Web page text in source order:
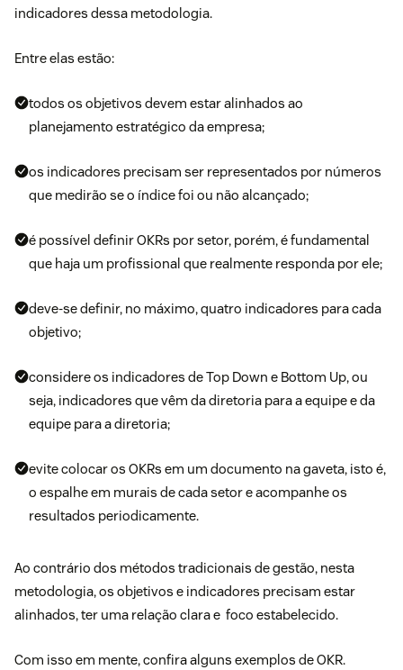
indicadores dessa metodologia.
Entre elas estão:
todos os objetivos devem estar alinhados ao
planejamento estratégico da empresa;
os indicadores precisam ser representados por números
que medirão se o índice foi ou não alcançado;
é possível definir OKRs por setor, porém, é fundamental
que haja um profissional que realmente responda por ele;
deve-se definir, no máximo, quatro indicadores para cada
objetivo;
considere os indicadores de Top Down e Bottom Up, ou
seja, indicadores que vêm da diretoria para a equipe e da
equipe para a diretoria;
evite colocar os OKRs em um documento na gaveta, isto é,
o espalhe em murais de cada setor e acompanhe os
resultados periodicamente.
Ao contrário dos métodos tradicionais de gestão, nesta
metodologia, os objetivos e indicadores precisam estar
alinhados, ter uma relação clara e foco estabelecido.
Com isso em mente, confira alguns exemplos de OKR.